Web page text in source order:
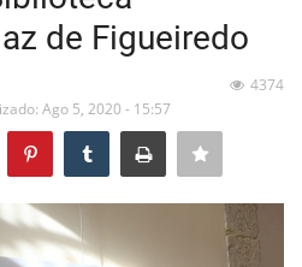
de Figueiredo
Ago 5, 2020 - 15:57
4374